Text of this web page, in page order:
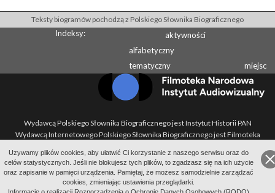
Uzywamy plików cookies, aby ułatwić Ci korzystanie z naszego serwisu oraz do
celów statystycznych. Jeśli nie blokujesz tych plików, to zgadzasz się na ich użycie
oraz zapisanie w pamięci urządzenia. Pamiętaj, że możesz samodzielnie zarządzać
cookies, zmieniając ustawienia przeglądarki.
Teksty biogramów pochodzą z Polskiego Słownika Biograficznego
Indeksy:
aktywności
alfabetyczny
tematyczny
miejsc
Wydawcą Polskiego Słownika Biograficznego jest Instytut Historii PAN
Wydawcą Internetowego Polskiego Słownika Biograficznego jest Filmoteka
All Rights Reserved 2014-2026Filmoteka Narodowa - Instytut Audiowizualny
Polityka prywatności
Informacje o projekcie